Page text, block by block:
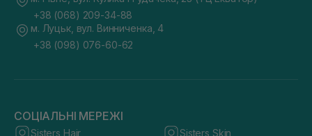
+38 (068) 209-34-88
м. Луцьк, вул. Винниченка, 4
+38 (098) 076-60-62
СОЦІАЛЬНІ МЕРЕЖІ
Sisters Hair Sisters Skin